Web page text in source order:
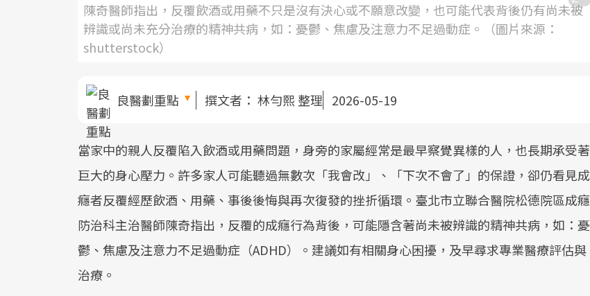
陳奇醫師指出，反覆飲酒或用藥不只是沒有決心或不願意改變，也可能代表背後仍有尚未被
辨識或尚未充分治療的精神共病，如：憂鬱、焦慮及注意力不足過動症。（圖片來源：
shutterstock）
良醫劃重點 撰文者： 林勻熙 整理 2026-05-19
當家中的親人反覆陷入飲酒或用藥問題，身旁的家屬經常是最早察覺異樣的人，也長期承受著
巨大的身心壓力。許多家人可能聽過無數次「我會改」、「下次不會了」的保證，卻仍看見成
癮者反覆經歷飲酒、用藥、事後後悔與再次復發的挫折循環。臺北市立聯合醫院松德院區成癮
防治科主治醫師陳奇指出，反覆的成癮行為背後，可能隱含著尚未被辨識的精神共病，如：憂
鬱、焦慮及注意力不足過動症（ADHD）。建議如有相關身心困擾，及早尋求專業醫療評估與
治療。
面對超高齡社會的浪潮，台灣正在快速
照3.0」的推進，「預防醫學」已成全民
狀況、啟動健康管理的重要起點。
2025年，就到良醫生活祭體驗「一站式
良醫健康網從「換季的身體變化」出
改善行動。